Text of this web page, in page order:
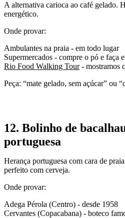
A alternativa carioca ao café gelado.
energético.
Onde provar:
Ambulantes na praia - em todo lugar
Supermercados - compre o pó e faça
Rio Food Walking Tour- mostramos
Peça: “mate gelado, sem açúcar” ou
12. Bolinho de
portuguesa
Herança portuguesa com cara de
perfeito com cerveja.
Onde provar:
Adega Pérola (Centro) - desde 1958
Cervantes (Copacabana) - boteco